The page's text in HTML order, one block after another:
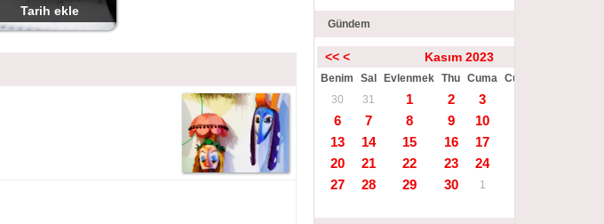
Tarih ekle
Gündem
<< < Kasım 2023
Benim Sal Evlenmek Thu Cuma Cumartesi
30
31 1 2 3
6
7 8 9 10
13
14 15 16 17
20
21 22 23 24
27
28 29 30 1